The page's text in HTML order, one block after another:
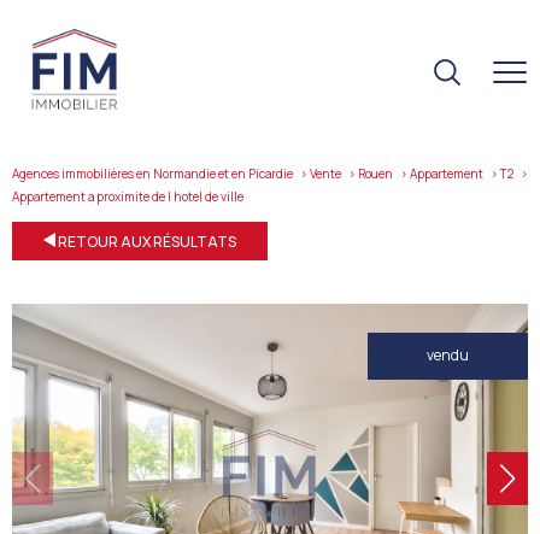
Agences immobilières en Normandie et en Picardie Vente Rouen Appartement
T2
appartement a proximite de l hotel de ville
RETOUR AUX RÉSULTATS
vendu